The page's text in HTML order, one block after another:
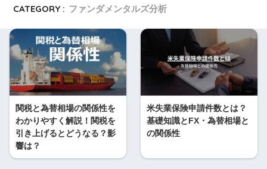
CATEGORY : ファンダメンタルズ分析
関税と為替相場の関係性を
わかりやすく解説！関税を
引き上げるとどうなる？影
響は？
米失業保険申請件数とは？
基礎知識とFX・為替相場と
の関係性